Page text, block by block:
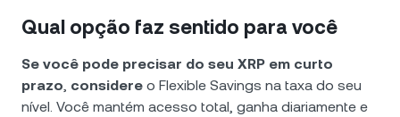
Qual opção faz sentido para você
Se você pode precisar do seu XRP em curto
prazo, considere o Flexible Savings na taxa do seu
nível. Você mantém acesso total, ganha diariamente e